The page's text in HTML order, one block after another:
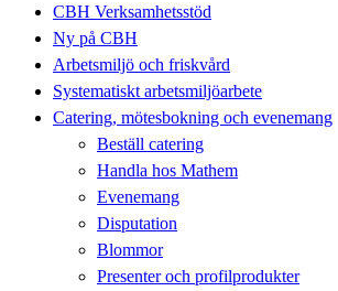
CBH Verksamhetsstöd
Ny på CBH
Arbetsmiljö och friskvård
Systematiskt arbetsmiljöarbete
Catering, mötesbokning och evenemang
Beställ catering
Handla hos Mathem
Evenemang
Disputation
Blommor
Presenter och profilprodukter